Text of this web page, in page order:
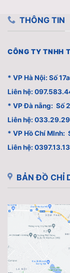
THÔNG TIN
CÔNG TY TNHH
* VP Hà Nội: Số
Liên hệ:
* VP Đà nẵng: Số
Liên hệ:
* VP Hồ Chí MInh:
Liên hệ:
BẢN ĐỒ CHỈ